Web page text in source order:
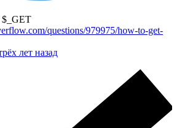
$_GET
questions/979975/how-to-get-
лет назад